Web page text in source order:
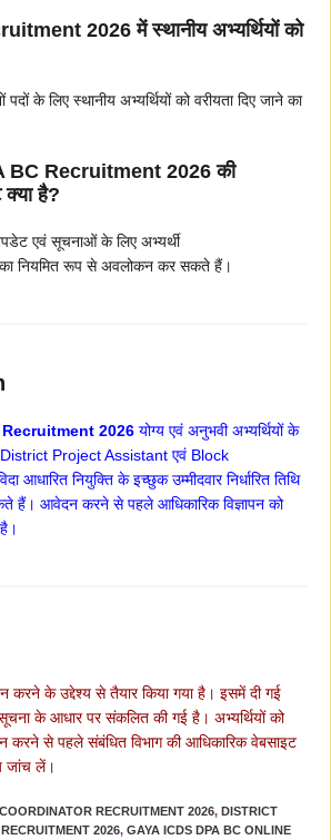
2026 में स्थानीय अभ्यर्थियों को
पदों के लिए स्थानीय अभ्यर्थियों को वरीयता दिए जाने का
BC Recruitment 2026 की
है?
एवं सूचनाओं के लिए अभ्यर्थी
का नियमित रूप से अवलोकन कर सकते हैं।
Recruitment 2026 योग्य एवं अनुभवी अभ्यर्थियों के
Project Assistant एवं Block
आधारित नियुक्ति के इच्छुक उम्मीदवार निर्धारित तिथि
आवेदन करने से पहले आधिकारिक विज्ञापन को
के उद्देश्य से तैयार किया गया है। इसमें दी गई
के आधार पर संकलित की गई है। अभ्यर्थियों को
करने से पहले संबंधित विभाग की आधिकारिक वेबसाइट
जांच लें।
RECRUITMENT 2026, DISTRICT
2026, GAYA ICDS DPA BC ONLINE